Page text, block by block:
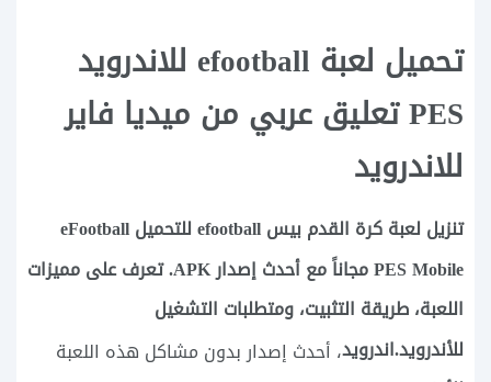
تحميل لعبة efootball للاندرويد
PES تعليق عربي من ميديا فاير
للاندرويد
تنزيل لعبة كرة القدم بيس efootball للتحميل eFootball
PES Mobile مجاناً مع أحدث إصدار APK. تعرف على مميزات
اللعبة، طريقة التثبيت، ومتطلبات التشغيل
للأندرويد.اندرويد، أحدث إصدار بدون مشاكل هذه اللعبة